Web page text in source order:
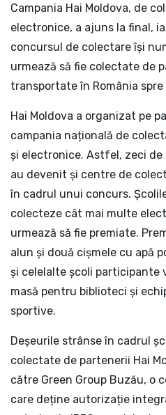
Campania Hai Moldova, de
electronice, a ajuns la final,
concursul de colectare își
urmează să fie colectate de
transportate în România spre
Hai Moldova a organizat pe
campania națională de
și electronice. Astfel, zeci
au devenit și centre de
în cadrul unui concurs.
colecteze cât mai multe
urmează să fie premiate.
alun și două cișmele cu apă
și celelalte școli participante
masă pentru biblioteci și
sportive.
Deșeurile strânse în cadrul
colectate de partenerii Hai
către Green Group Buzău, o
care deține autorizație